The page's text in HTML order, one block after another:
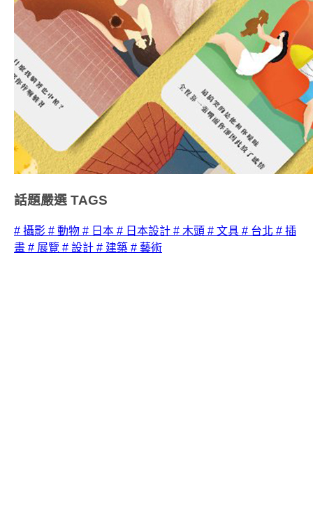
話題嚴選 TAGS
# 攝影 # 動物 # 日本 # 日本設計 # 木頭 # 文具 # 台北 # 插
畫 # 展覽 # 設計 # 建築 # 藝術